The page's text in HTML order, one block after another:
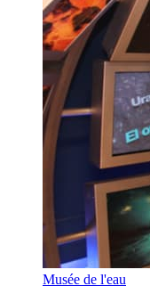
Musée de l'eau